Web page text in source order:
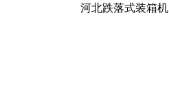
河北跌落式装箱机